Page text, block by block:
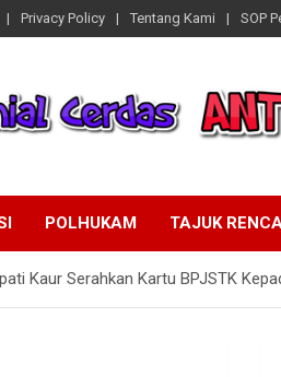
Privacy Policy Tentang Kami SOP
POLHUKAM TAJUK
Kaur Serahkan Kartu BPJSTK